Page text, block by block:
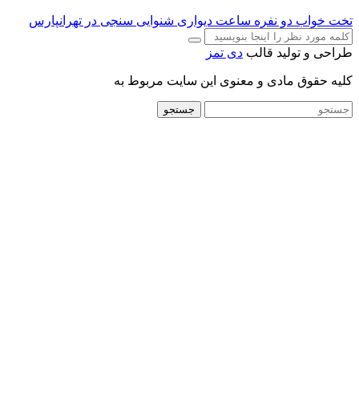
تخت خواب دو نفره ساعت دیواری شنوایی سنجی در تهرانپارس
طراحی و تولید قالب دی تمز
کلیه حقوق مادی و معنوی این سایت مربوط به
جستجو